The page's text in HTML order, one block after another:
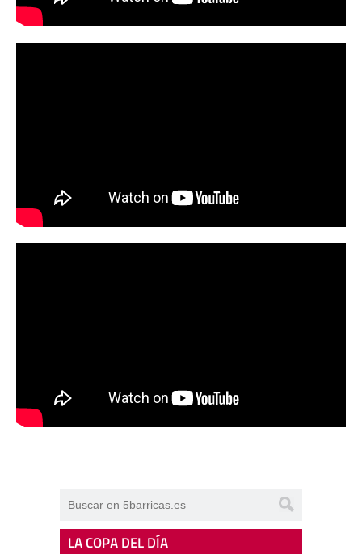
LA COPA DEL DÍA